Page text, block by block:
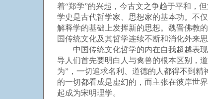
着“郑学”的兴起，今古文之争趋于平和，
学史是古代哲学家、思想家的基本功。不
解释学的基础上发挥新的思想。魏晋佛教
国传统文化及其哲学连续不断和消化外来思
中国传统文化哲学的内在自我超越表现
导人们首先要明白人与禽兽的根本区别，
为”，一切追求名利、道德的人都得不到
的一切都看成是虚幻的，而主张在彼岸世
起成为宋明理学。